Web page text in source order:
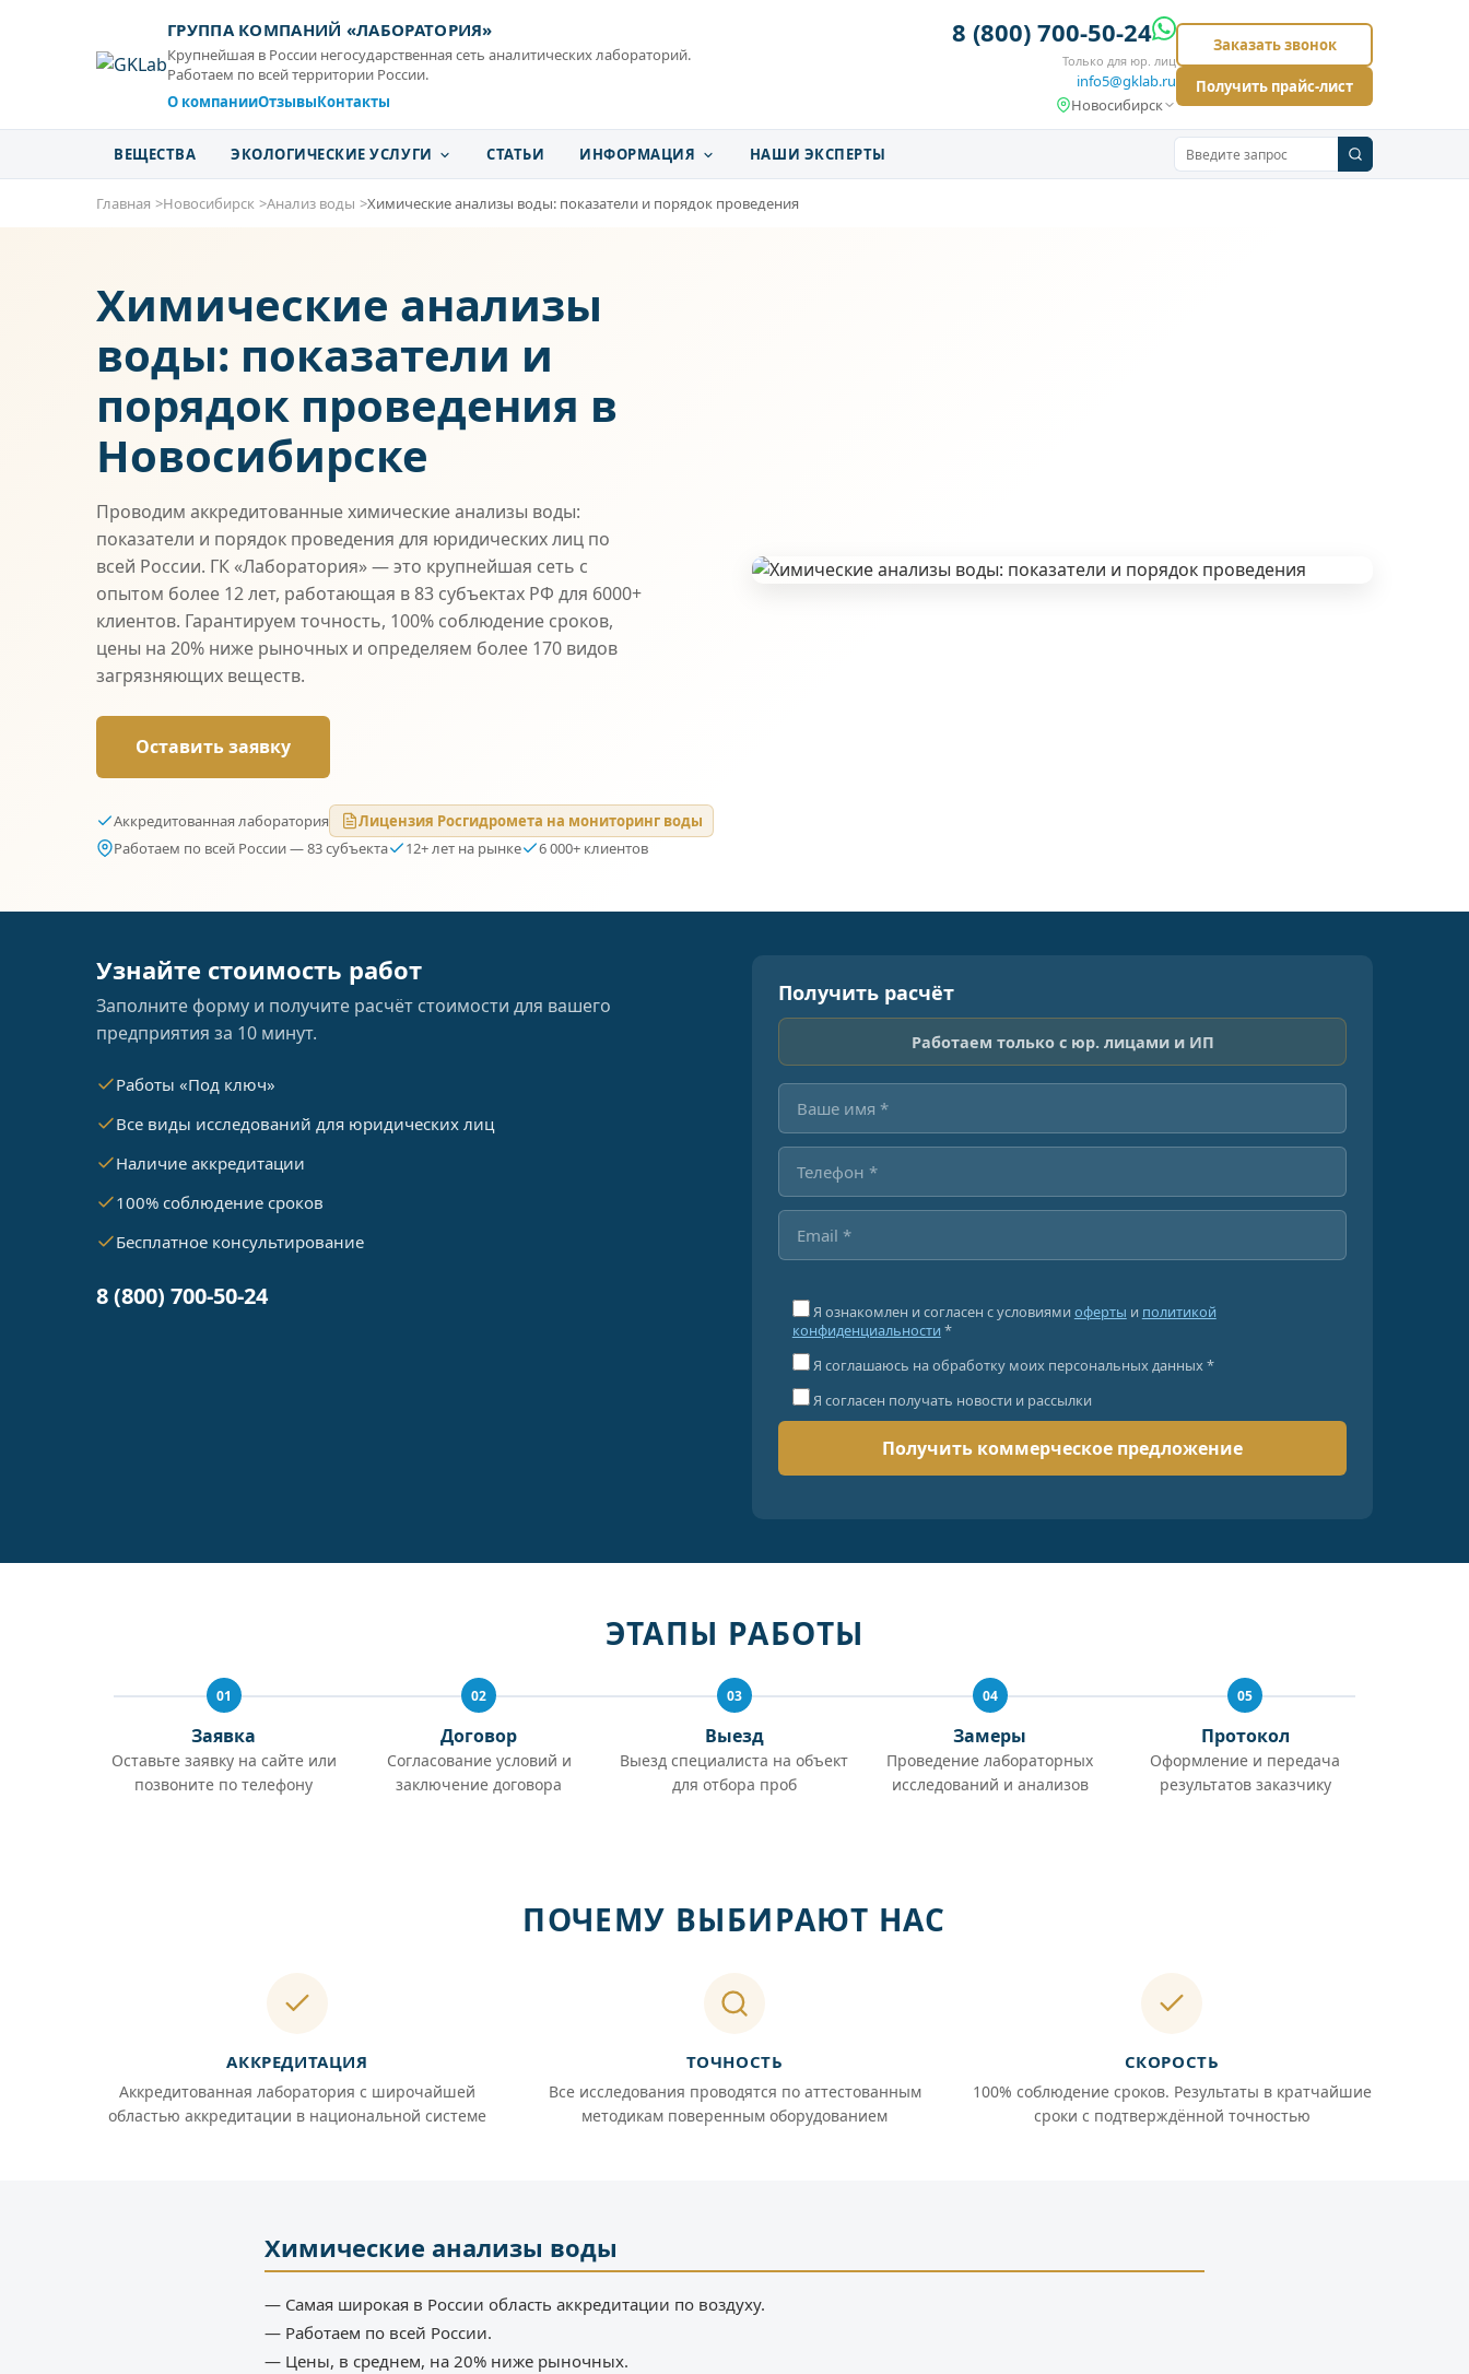
ГРУППА КОМПАНИЙ «ЛАБОРАТОРИЯ»
Крупнейшая в России негосударственная сеть аналитических лабораторий.
Работаем по всей территории России.
О компанииОтзывыКонтакты
8 (800) 700-50-24
Только для юр. лиц
info5@gklab.ru
Новосибирск
Заказать звонок
Получить прайс-лист
ВЕЩЕСТВА ЭКОЛОГИЧЕСКИЕ УСЛУГИ СТАТЬИ ИНФОРМАЦИЯ НАШИ ЭКСПЕРТЫ
Главная Новосибирск Анализ воды Химические анализы воды: показатели и порядок проведения
Химические анализы
воды: показатели и
порядок проведения в
Новосибирске
Проводим аккредитованные химические анализы воды:
показатели и порядок проведения для юридических лиц по
всей России. ГК «Лаборатория» — это крупнейшая сеть с
опытом более 12 лет, работающая в 83 субъектах РФ для 6000+
клиентов. Гарантируем точность, 100% соблюдение сроков,
цены на 20% ниже рыночных и определяем более 170 видов
загрязняющих веществ.
Оставить заявку
Аккредитованная лаборатория
Лицензия Росгидромета на мониторинг воды
Работаем по всей России — 83 субъекта
12+ лет на рынке 6 000+ клиентов
Узнайте стоимость работ
Заполните форму и получите расчёт стоимости для вашего
предприятия за 10 минут.
Работы «Под ключ»
Все виды исследований для юридических лиц
Наличие аккредитации
100% соблюдение сроков
Бесплатное консультирование
8 (800) 700-50-24
Получить расчёт
Работаем только с юр. лицами и ИП
Я ознакомлен и согласен с условиями оферты и политикой
конфиденциальности *
Я соглашаюсь на обработку моих персональных данных *
Я согласен получать новости и рассылки
ЭТАПЫ РАБОТЫ
01
Заявка
Оставьте заявку на сайте или
позвоните по телефону
02
Договор
Согласование условий и
заключение договора
03
Выезд
Выезд специалиста на объект
для отбора проб
04
Замеры
Проведение лабораторных
исследований и анализов
05
Протокол
Оформление и передача
результатов заказчику
ПОЧЕМУ ВЫБИРАЮТ НАС
АККРЕДИТАЦИЯ
Аккредитованная лаборатория с широчайшей
областью аккредитации в национальной системе
ТОЧНОСТЬ
Все исследования проводятся по аттестованным
методикам поверенным оборудованием
СКОРОСТЬ
100% соблюдение сроков. Результаты в кратчайшие
сроки с подтверждённой точностью
Химические анализы воды
— Самая широкая в России область аккредитации по воздуху.
— Работаем по всей России.
— Цены, в среднем, на 20% ниже рыночных.